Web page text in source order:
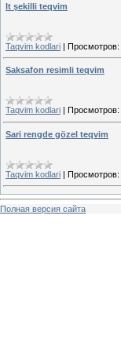
It şekilli teqvim
Taqvim kodlari | Просмотров:
Saksafon resimli teqvim
Taqvim kodlari Просмотров:
Sari rengde gözel teqvim
Taqvim kodlari | Просмотров:
Полная версия сайта